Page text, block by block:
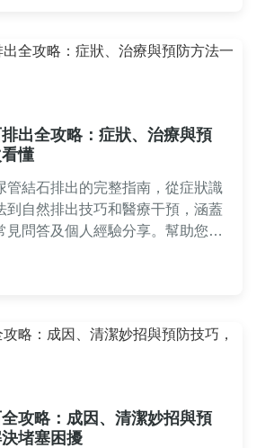
出全攻略：症狀、治療與預
懂
管結石排出的完整指南，從症狀識
到自然排出技巧和醫療干預，涵蓋
見問答及個人經驗分享。幫助您了
易於理解。
攻略：成因、清潔妙招與預
堵塞困擾